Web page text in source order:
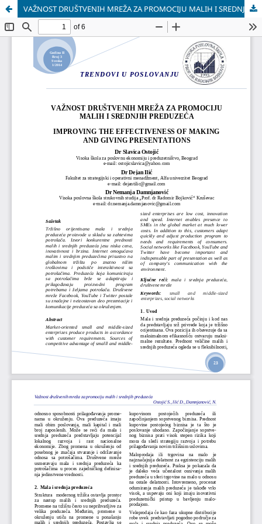
VAŽNOST DRUŠTVENIH MREŽA ZA PROMOCIJU MALIH I SREDNJIH PREDUZEĆA